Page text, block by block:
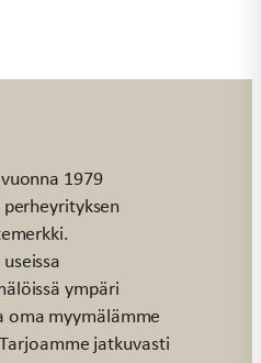
1979
ympäri
oma myymälämme
jatkuvasti